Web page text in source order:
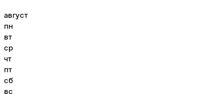
август
пн
вт
ср
чт
пт
сб
вс